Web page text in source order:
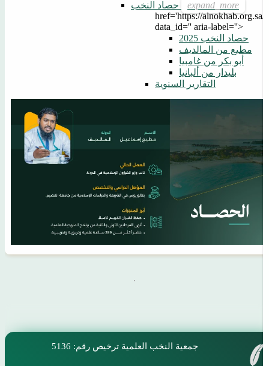
href='https://alnokhab.org.sa/
data_id='' aria-label=''>
حصاد النخب 2025
مطيع من المالديف
أبو بكر من غامبيا
بليدار من ألبانيا
التقارير السنوية
جمعية النخب العلمية ترخيص رقم: 5136